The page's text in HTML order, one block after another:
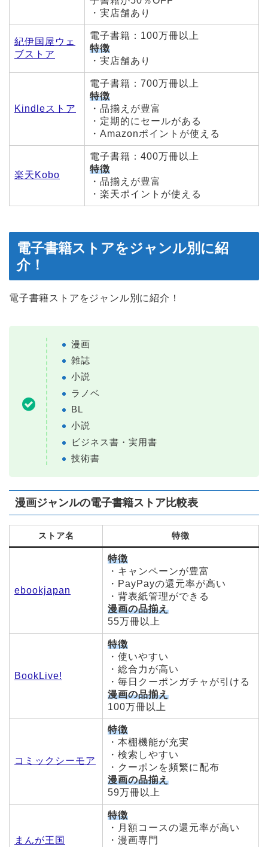
・実店舗あり
紀伊国屋ウェ
ブストア
電子書籍：100万冊以上
特徴
・実店舗あり
Kindleストア
電子書籍：700万冊以上
特徴
・品揃えが豊富
・定期的にセールがある
・Amazonポイントが使える
楽天Kobo
電子書籍：400万冊以上
特徴
・品揃えが豊富
・楽天ポイントが使える
電子書籍ストアをジャンル別に紹
介！
電子書籍ストアをジャンル別に紹介！
漫画
雑誌
小説
ラノベ
BL
小説
ビジネス書・実用書
技術書
漫画ジャンルの電子書籍ストア比較表
ストア名 特徴
ebookjapan
特徴
・キャンペーンが豊富
・PayPayの還元率が高い
・背表紙管理ができる
漫画の品揃え
55万冊以上
BookLive!
特徴
・使いやすい
・総合力が高い
・毎日クーポンガチャが引ける
漫画の品揃え
100万冊以上
コミックシーモア
特徴
・本棚機能が充実
・検索しやすい
・クーポンを頻繁に配布
漫画の品揃え
59万冊以上
まんが王国
特徴
・月額コースの還元率が高い
・漫画専門